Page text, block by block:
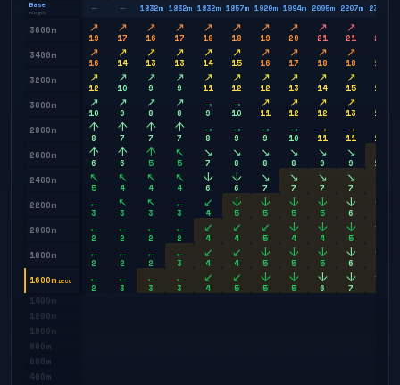
Base
nuages — — 1832m 1832m 1832m 1857m 1920m 1994m 2095m 2207m 2307
3600m ↗
19
↗
17
↗
16
↗
17
↗
18
↗
18
↗
19
↗
20
↗
21
↗
21
22
3400m
↗
16
↗
14
↗
13
↗
13
↗
14
↗
15
↗
16
↗
17
↗
18
↗
18
18
3200m
↗
12
↗
10
↗
9
↗
9
↗
11
↗
12
↗
12
↗
13
↗
14
↗
15
15
3000m
↗
10
↗
9
↗
8
↗
8
→
9
→
10
↗
11
↗
12
↗
12
↗
13
13
2800m
↑
8
↑
7
↑
7
↑
7
→
8
→
9
→
9
→
10
→
11
→
11
11
2600m
↑
6
↑
6
↑
5
↖
5
↘
7
↘
8
↘
8
↘
8
↘
9
↘
9
10
2400m
↖
5
↖
4
↖
4
↖
4
↓
6
↓
6
↘
7
↘
7
↘
7
↘
7
2200m
←
3
↖
3
↖
3
←
3
↙
4
↓
5
↓
5
↓
5
↓
5
↓
6
↓
2000m
←
2
←
2
←
2
←
2
↙
4
↙
4
↙
5
↓
4
↓
4
↓
5
↓
1800m
←
2
←
2
←
2
←
3
↙
4
↙
4
↓
5
↓
5
↓
5
↓
6
↓
1600m DECO ←
2
←
3
←
3
←
3
↙
4
↙
5
↓
5
↓
5
↓
6
↓
7
↓
1400m
1200m
1000m
800m
600m
400m